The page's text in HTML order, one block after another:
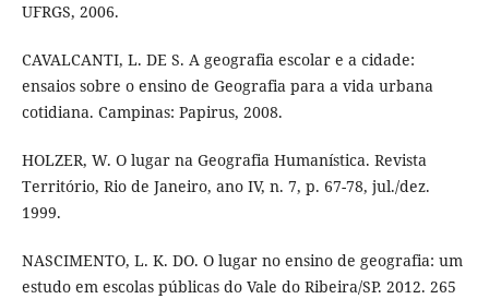
UFRGS, 2006.
CAVALCANTI, L. DE S. A geografia escolar e a cidade:
ensaios sobre o ensino de Geografia para a vida urbana
cotidiana. Campinas: Papirus, 2008.
HOLZER, W. O lugar na Geografia Humanística. Revista
Território, Rio de Janeiro, ano IV, n. 7, p. 67-78, jul./dez.
1999.
NASCIMENTO, L. K. DO. O lugar no ensino de geografia: um
estudo em escolas públicas do Vale do Ribeira/SP. 2012. 265